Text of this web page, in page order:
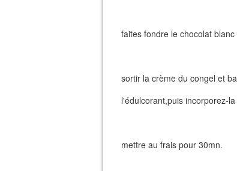
faites fondre le chocolat
sortir la crème du congel et
l'édulcorant,puis incorporez-
mettre au frais pour 30mn.